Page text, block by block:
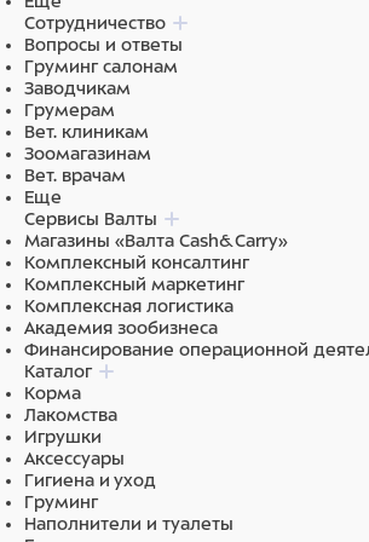
инактивированные дрожжи
– 1,2-1,6 %, высушенный экстракт
субпродуктов – 2,5-3,0 %, магния
декстроза – до 100 %.доля
пересчете на рутин) – 0,5-3,5 %.
более 8 %.
Ингредиенты
Экстракт бамбука – 3-6%, биотин –
инактивированные дрожжи
– 1,2-1,6%, флавоноиды (в пересчете
3,5%
Сотрудничество
Вопросы и ответы
Груминг салонам
Заводчикам
Грумерам
Вет. клиникам
Зоомагазинам
Вет. врачам
Еще
Сервисы Валты
Магазины «Валта Cash&Carry»
Комплексный консалтинг
Комплексный маркетинг
Комплексная логистика
Академия зообизнеса
Финансирование операционной
Каталог
Корма
Лакомства
Игрушки
Аксессуары
Гигиена и уход
Груминг
Наполнители и туалеты